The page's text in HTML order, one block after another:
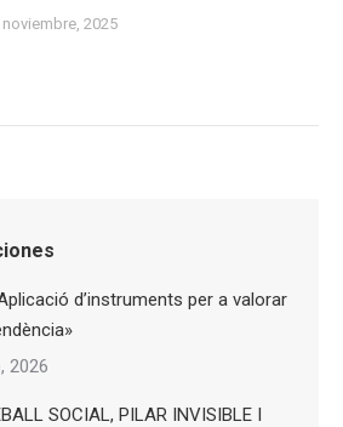
noviembre, 2025
d’instruments per a valorar
2026
SOCIAL, PILAR INVISIBLE I